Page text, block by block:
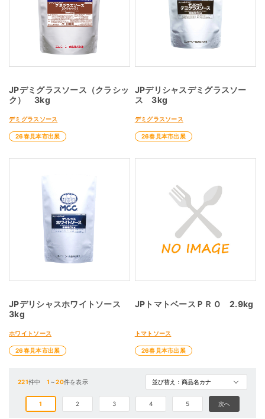
JPデミグラスソース（クラシッ
ク） 3kg
デミグラスソース
26春見本市出展
JPデリシャスデミグラスソー
ス 3kg
デミグラスソース
26春見本市出展
JPデリシャスホワイトソース
3kg
ホワイトソース
26春見本市出展
JPトマトベースＰＲＯ 2.9kg
トマトソース
26春見本市出展
221件中 1 ～20件を表示
1 2 3 4 5 次へ